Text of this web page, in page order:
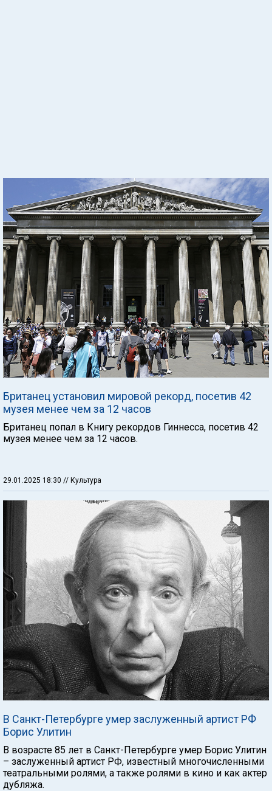
Британец установил мировой рекорд, посетив 42
музея менее чем за 12 часов
Британец попал в Книгу рекордов Гиннесса, посетив 42
музея менее чем за 12 часов.
29.01.2025 18:30 // Культура
В Санкт-Петербурге умер заслуженный артист РФ
Борис Улитин
В возрасте 85 лет в Санкт-Петербурге умер Борис Улитин
– заслуженный артист РФ, известный многочисленными
театральными ролями, а также ролями в кино и как актер
дубляжа.